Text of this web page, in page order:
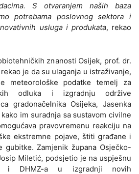
S otvaranjem naših baza
potrebama poslovnog sektora i
usluga i produkata, rekao
znanosti Osijek, prof. dr.
je da su ulaganja u istraživanje,
meteorološke podatke temelj za
odluka i izgradnju održive
gradonačelnika Osijeka, Jasenka
im suradnja sa sustavom civilne
pravovremenu reakciju na
ekstremne pojave, štiti građane i
gubitke. Zamjenik župana Osječko-
Miletić, podsjetio je na uspješnu
i DHMZ-a u izgradnji novih